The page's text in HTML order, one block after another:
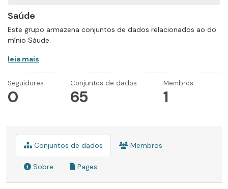
Saúde
Este grupo armazena conjuntos de dados relacionados ao do
mínio Sáude.
leia mais
Seguidores
0
Conjuntos de dados
65
Membros
1
Conjuntos de dados Membros
Sobre Pages